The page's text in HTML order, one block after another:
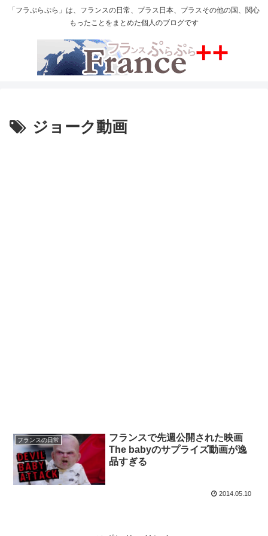
「フラぷらぷら」は、フランスの日常、プラス日本、プラスその他の国、関心
もったことをまとめた個人のブログです
ジョーク動画
フランスの日常
フランスで先週公開された映画
The babyのサプライズ動画が逸
品すぎる
2014.05.10